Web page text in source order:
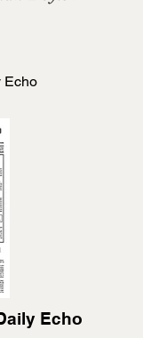
Echo
Echo